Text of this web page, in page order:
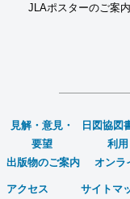
JLAポスターのご案内
見解・意見・
要望
日図協図
利用
出版物のご案内
オンラ
アクセス サイトマ